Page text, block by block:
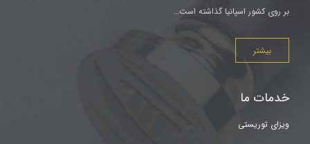
بر روی کشور اسپانیا گذاشته است…
بیشتر
خدمات ما
ویزای توریستی